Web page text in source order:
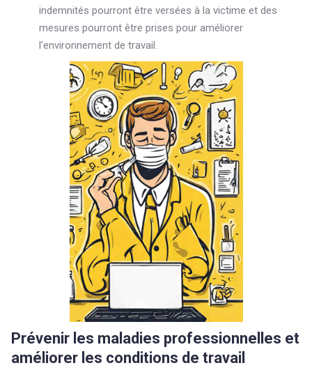
indemnités pourront être versées à la victime et des
mesures pourront être prises pour améliorer
l'environnement de travail.
Prévenir les maladies professionnelles et
améliorer les conditions de travail